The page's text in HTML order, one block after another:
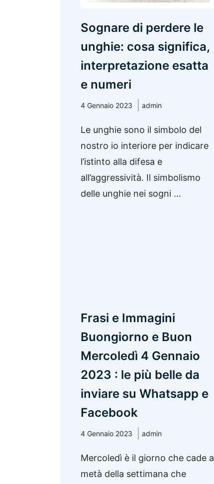
Sognare di perdere le
unghie: cosa significa,
interpretazione esatta
e numeri
4 Gennaio 2023 admin
Le unghie sono il simbolo del
nostro io interiore per indicare
l’istinto alla difesa e
all’aggressività. Il simbolismo
delle unghie nei sogni ...
Frasi e Immagini
Buongiorno e Buon
Mercoledì 4 Gennaio
2023 : le più belle da
inviare su Whatsapp e
Facebook
4 Gennaio 2023 admin
Mercoledì è il giorno che cade a
metà della settimana che